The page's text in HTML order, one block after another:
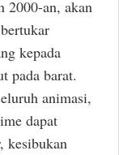
2000-an, akan
kepada
pada barat.
animasi,
dapat
kesibukan